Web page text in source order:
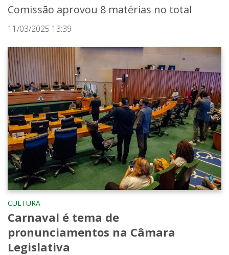
Comissão aprovou 8 matérias no total
11/03/2025 13:39
CULTURA
Carnaval é tema de
pronunciamentos na Câmara
Legislativa